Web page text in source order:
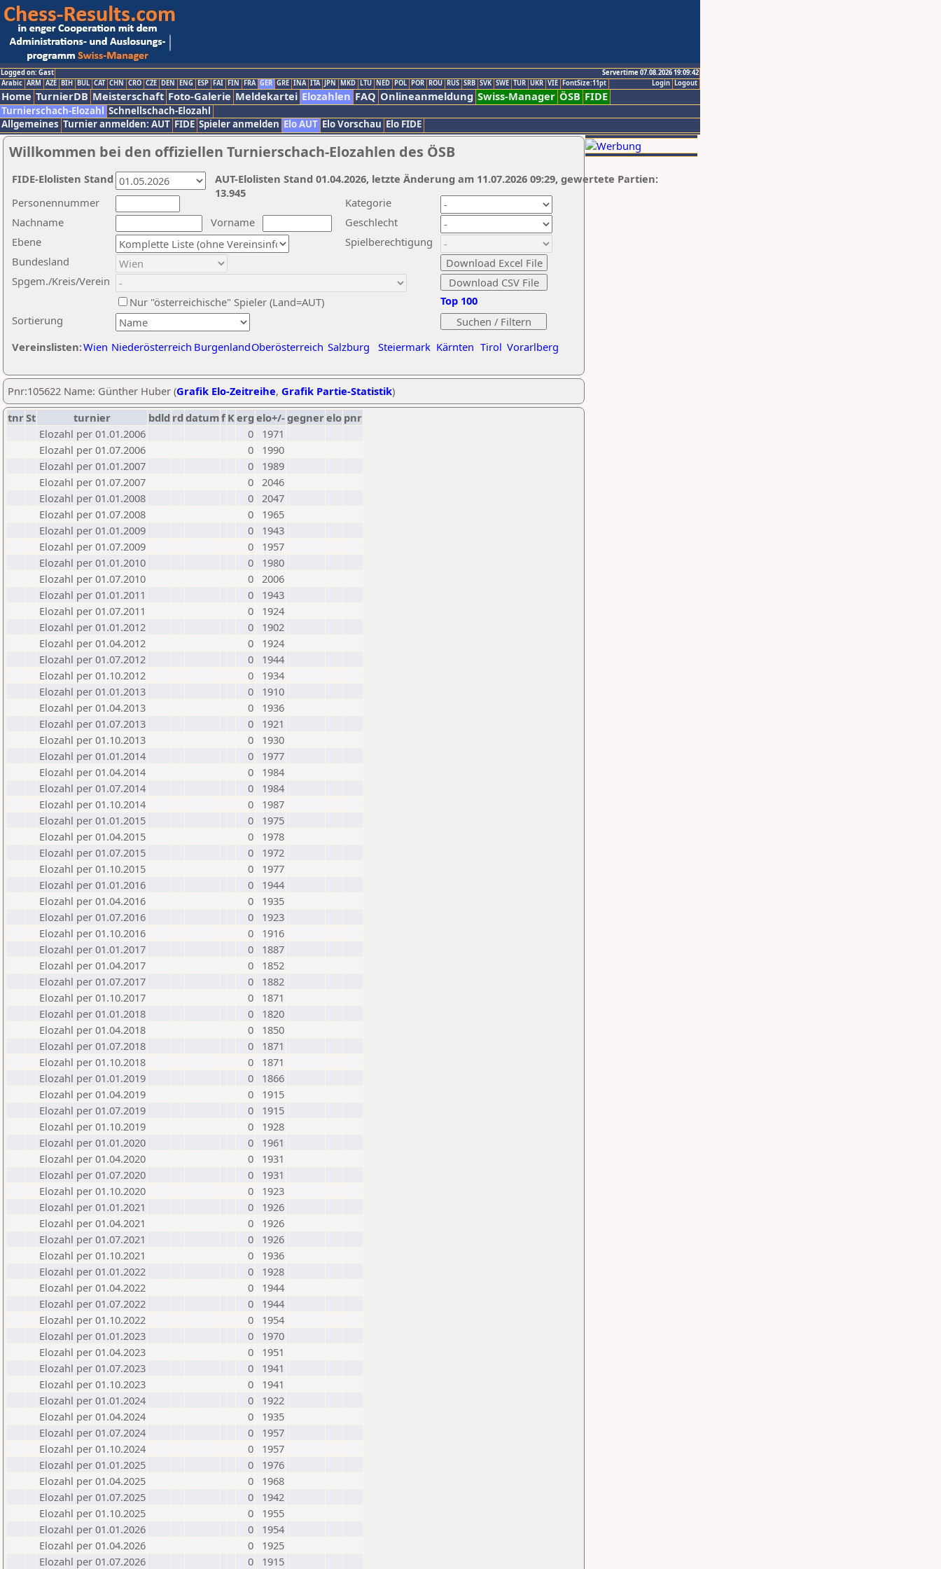
Logged on: Gast
Servertime 07.08.2026 19:09:42
Logout
Login
Arabic ARM AZE BIH BUL CAT CHN CRO CZE DEN ENG ESP FAI FIN FRA GER GRE INA ITA JPN MKD LTU NED POL POR ROU RUS SRB SVK SWE TUR UKR VIE FontSize:11pt
Home TurnierDB Meisterschaft Foto-Galerie Meldekartei Elozahlen FAQ Onlineanmeldung Swiss-Manager ÖSB FIDE
Turnierschach-Elozahl Schnellschach-Elozahl
Allgemeines Turnier anmelden: AUT FIDE Spieler anmelden Elo AUT Elo Vorschau Elo FIDE
Willkommen bei den offiziellen Turnierschach-Elozahlen des ÖSB
Nachname
Vorname
Ebene
Kategorie
Sortierung
Personennummer
Bundesland
Spgem./Kreis/Verein
Geschlecht
Nur "österreichische" Spieler (Land=AUT)
Spielberechtigung
Vereinslisten:Wien Niederösterreich BurgenlandOberösterreich Salzburg Steiermark Kärnten Tirol Vorarlberg
Top 100
AUT-Elolisten Stand 01.04.2026, letzte Änderung am 11.07.2026 09:29, gewertete Partien:
13.945
FIDE-Elolisten Stand
Pnr:105622 Name: Günther Huber (Grafik Elo-Zeitreihe, Grafik Partie-Statistik)
tnrSt turnier bdld rd datumf Kerg elo+/-gegnerelo pnr
Elozahl per 01.01.2006
0
1971
Elozahl per 01.07.2006
0
1990
Elozahl per 01.01.2007
0
1989
Elozahl per 01.07.2007
0 2046
Elozahl per 01.01.2008
0 2047
Elozahl per 01.07.2008
0
1965
Elozahl per 01.01.2009
0
1943
Elozahl per 01.07.2009
0
1957
Elozahl per 01.01.2010
0
1980
Elozahl per 01.07.2010
0 2006
Elozahl per 01.01.2011
0
1943
Elozahl per 01.07.2011
0
1924
Elozahl per 01.01.2012
0
1902
Elozahl per 01.04.2012
0
1924
Elozahl per 01.07.2012
0
1944
Elozahl per 01.10.2012
0
1934
Elozahl per 01.01.2013
0
1910
Elozahl per 01.04.2013
0
1936
Elozahl per 01.07.2013
0
1921
Elozahl per 01.10.2013
0
1930
Elozahl per 01.01.2014
0
1977
Elozahl per 01.04.2014
0
1984
Elozahl per 01.07.2014
0
1984
Elozahl per 01.10.2014
0
1987
Elozahl per 01.01.2015
0
1975
Elozahl per 01.04.2015
0
1978
Elozahl per 01.07.2015
0
1972
Elozahl per 01.10.2015
0
1977
Elozahl per 01.01.2016
0
1944
Elozahl per 01.04.2016
0
1935
Elozahl per 01.07.2016
0
1923
Elozahl per 01.10.2016
0
1916
Elozahl per 01.01.2017
0
1887
Elozahl per 01.04.2017
0
1852
Elozahl per 01.07.2017
0
1882
Elozahl per 01.10.2017
0
1871
Elozahl per 01.01.2018
0
1820
Elozahl per 01.04.2018
0
1850
Elozahl per 01.07.2018
0
1871
Elozahl per 01.10.2018
0
1871
Elozahl per 01.01.2019
0
1866
Elozahl per 01.04.2019
0
1915
Elozahl per 01.07.2019
0
1915
Elozahl per 01.10.2019
0
1928
Elozahl per 01.01.2020
0
1961
Elozahl per 01.04.2020
0
1931
Elozahl per 01.07.2020
0
1931
Elozahl per 01.10.2020
0
1923
Elozahl per 01.01.2021
0
1926
Elozahl per 01.04.2021
0
1926
Elozahl per 01.07.2021
0
1926
Elozahl per 01.10.2021
0
1936
Elozahl per 01.01.2022
0
1928
Elozahl per 01.04.2022
0
1944
Elozahl per 01.07.2022
0
1944
Elozahl per 01.10.2022
0
1954
Elozahl per 01.01.2023
0
1970
Elozahl per 01.04.2023
0
1951
Elozahl per 01.07.2023
0
1941
Elozahl per 01.10.2023
0
1941
Elozahl per 01.01.2024
0
1922
Elozahl per 01.04.2024
0
1935
Elozahl per 01.07.2024
0
1957
Elozahl per 01.10.2024
0
1957
Elozahl per 01.01.2025
0
1976
Elozahl per 01.04.2025
0
1968
Elozahl per 01.07.2025
0
1942
Elozahl per 01.10.2025
0
1955
Elozahl per 01.01.2026
0
1954
Elozahl per 01.04.2026
0
1925
Elozahl per 01.07.2026
0 1915